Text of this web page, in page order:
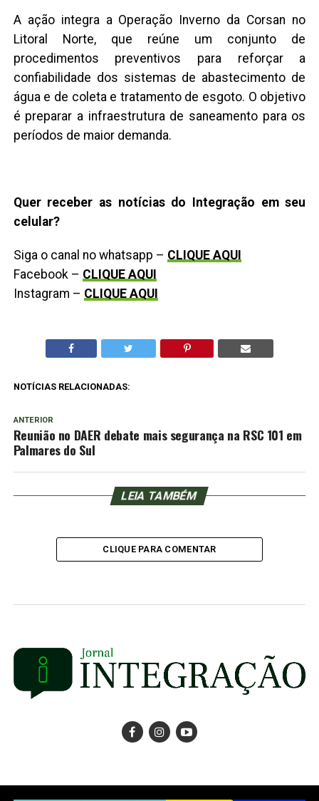
A ação integra a Operação Inverno da Corsan no
Litoral Norte, que reúne um conjunto de
procedimentos preventivos para reforçar a
confiabilidade dos sistemas de abastecimento de
água e de coleta e tratamento de esgoto. O objetivo
é preparar a infraestrutura de saneamento para os
períodos de maior demanda.
Quer receber as notícias do Integração em seu
celular?
Siga o canal no whatsapp – CLIQUE AQUI
Facebook – CLIQUE AQUI
Instagram – CLIQUE AQUI
NOTÍCIAS RELACIONADAS:
ANTERIOR
Reunião no DAER debate mais segurança na RSC 101 em
Palmares do Sul
LEIA TAMBÉM
CLIQUE PARA COMENTAR